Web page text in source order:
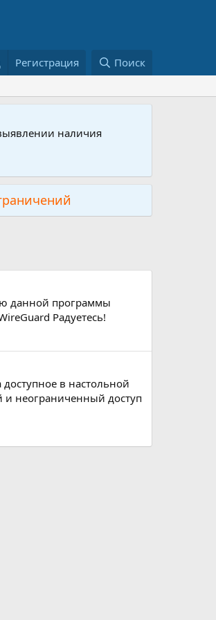
Регистрация Поиск
наличия
данной программы
Радуетесь!
в настольной
и неограниченный доступ